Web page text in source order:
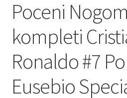
Poceni
kompleti
Ronaldo #7
Eusebio